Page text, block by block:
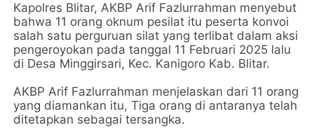
Kapolres Blitar, AKBP Arif Fazlurrahman menyebut
bahwa 11 orang oknum pesilat itu peserta konvoi
salah satu perguruan silat yang terlibat dalam aksi
pengeroyokan pada tanggal 11 Februari 2025 lalu
di Desa Minggirsari, Kec. Kanigoro Kab. Blitar.
AKBP Arif Fazlurrahman menjelaskan dari 11 orang
yang diamankan itu, Tiga orang di antaranya telah
ditetapkan sebagai tersangka.